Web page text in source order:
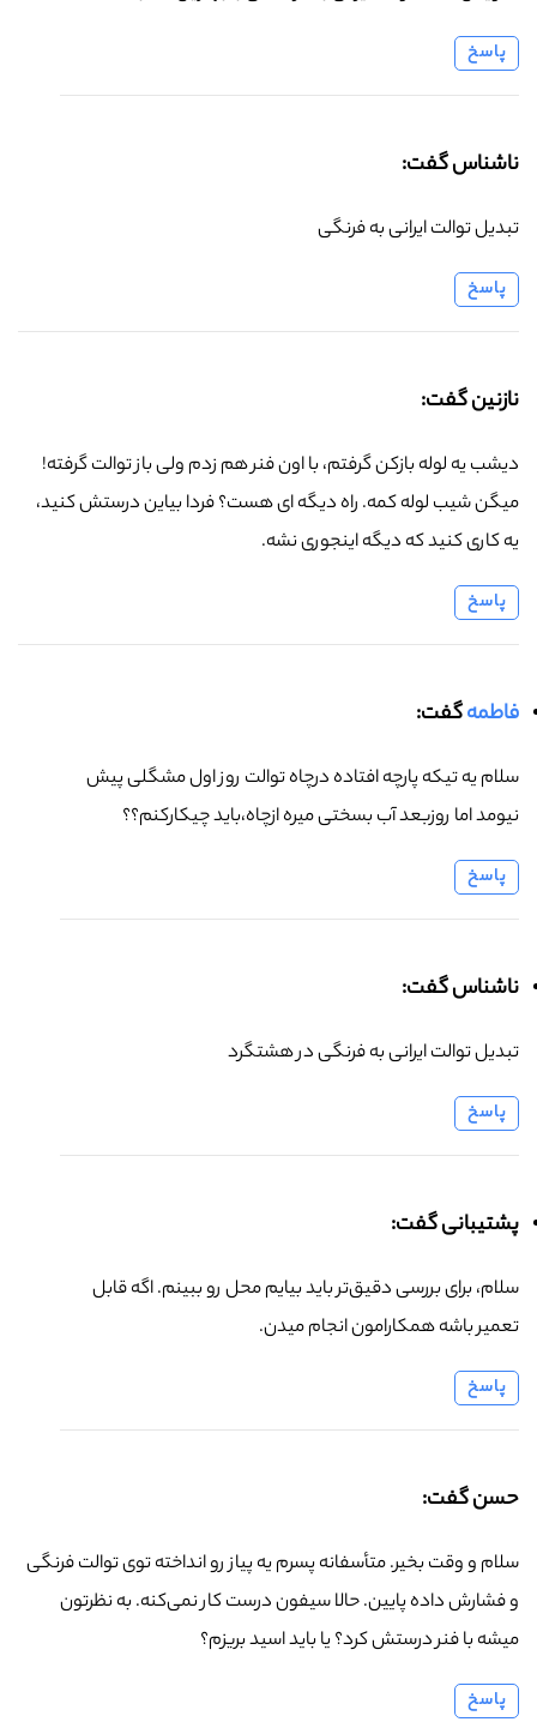
پاسخ
ناشناس گفت:
تبدیل توالت ایرانی به فرنگی
پاسخ
نازنین گفت:
دیشب یه لوله بازکن گرفتم، با اون فنر هم زدم ولی باز توالت گرفته!
میگن شیب لوله کمه. راه دیگه ای هست؟ فردا بیاین درستش کنید،
یه کاری کنید که دیگه اینجوری نشه.
پاسخ
فاطمهگفت:
سلام یه تیکه پارچه افتاده درچاه توالت روز اول مشگلی پیش
نیومد اما روزبعد آب بسختی میره ازچاه،باید چیکارکنم؟؟
پاسخ
ناشناس گفت:
تبدیل توالت ایرانی به فرنگی در هشتگرد
پاسخ
پشتیبانی گفت:
سلام، برای بررسی دقیق‌تر باید بیایم محل رو ببینم. اگه قابل
تعمیر باشه همکارامون انجام میدن.
پاسخ
حسن گفت:
سلام و وقت بخیر. متأسفانه پسرم یه پیاز رو انداخته توی توالت فرنگی
و فشارش داده پایین. حالا سیفون درست کار نمی‌کنه. به نظرتون
میشه با فنر درستش کرد؟ یا باید اسید بریزم؟
پاسخ